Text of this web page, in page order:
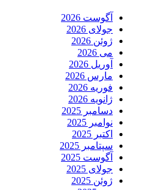
آگوست 2026
جولای 2026
ژوئن 2026
می 2026
آوریل 2026
مارس 2026
فوریه 2026
ژانویه 2026
دسامبر 2025
نوامبر 2025
اکتبر 2025
سپتامبر 2025
آگوست 2025
جولای 2025
ژوئن 2025